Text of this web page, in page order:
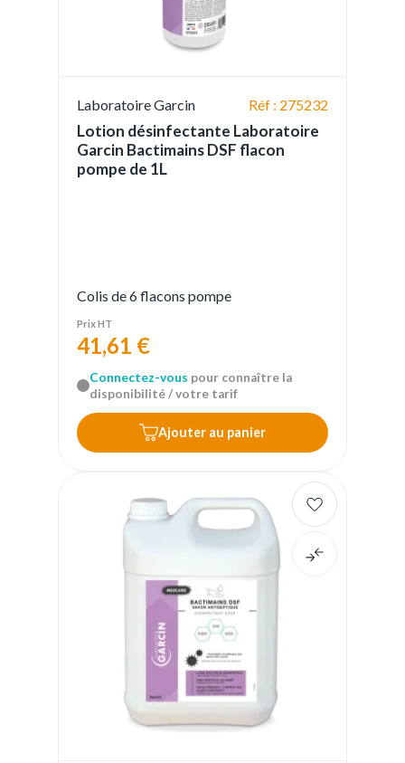
Laboratoire Garcin Réf : 275232
Lotion désinfectante Laboratoire
Garcin Bactimains DSF flacon
pompe de 1L
Colis de 6 flacons pompe
Prix HT
41,61 €
Connectez-vous pour connaître la
disponibilité / votre tarif
Ajouter au panier